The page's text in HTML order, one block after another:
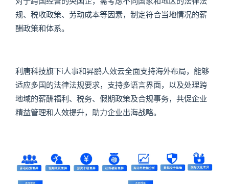
规、税收政策、劳动成本等因素，制定符合当地情况的薪
酬政策和体系。
利唐科技旗下i人事和昇鹏人效云全面支持海外布局，能够
适应多国的法律法规要求，支持多语言界面，以及处理跨
地域的薪酬福利、税务、假期政策及合规事务，共促企业
精益管理和人效提升，助力企业出海战略。